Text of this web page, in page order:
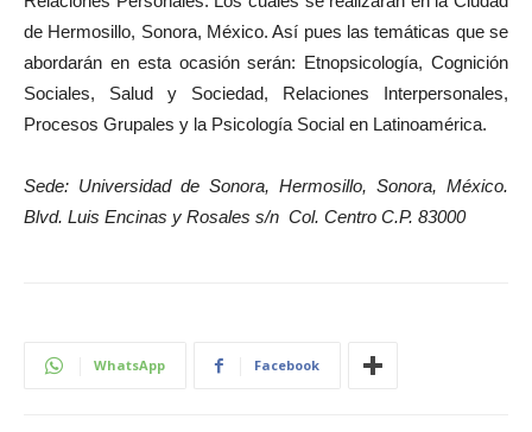
de Hermosillo, Sonora, México. Así pues las temáticas que se
abordarán en esta ocasión serán: Etnopsicología, Cognición
Sociales, Salud y Sociedad, Relaciones Interpersonales,
Procesos Grupales y la Psicología Social en Latinoamérica.
Sede: Universidad de Sonora, Hermosillo, Sonora, México.
Blvd. Luis Encinas y Rosales s/n Col. Centro C.P. 83000
WhatsApp Facebook